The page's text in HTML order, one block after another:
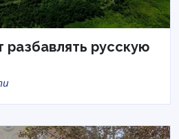
разбавлять русскую